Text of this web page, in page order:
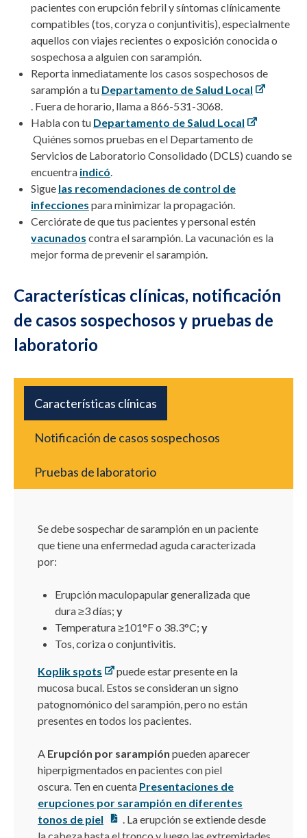
pacientes con erupción febril y síntomas clínicamente
compatibles (tos, coryza o conjuntivitis), especialmente
aquellos con viajes recientes o exposición conocida o
sospechosa a alguien con sarampión.
Reporta inmediatamente los casos sospechosos de
sarampión a tu Departamento de Salud Local
. Fuera de horario, llama a 866-531-3068.
Habla con tu Departamento de Salud Local
Quiénes somos pruebas en el Departamento de
Servicios de Laboratorio Consolidado (DCLS) cuando se
encuentra indicó.
Sigue las recomendaciones de control de
infecciones para minimizar la propagación.
Cerciórate deque tus pacientes y personalestén
vacunados contra el sarampión. La vacunación es la
mejor forma de prevenir el sarampión.
Características clínicas, notificación
de casos sospechosos y pruebas de
laboratorio
Características clínicas
Notificación de casos sospechosos
Pruebas de laboratorio
Se debe sospechar de sarampión en un paciente
que tiene una enfermedad aguda caracterizada
por:
Erupción maculopapular generalizada que
dura ≥3 días; y
Temperatura ≥101°F o 38.3°C; y
Tos, coriza o conjuntivitis.
Koplik spots
puede estar presente en la
mucosa bucal. Estos se consideran un signo
patognomónico del sarampión, pero no están
presentes en todos los pacientes.
A Erupción por sarampión pueden aparecer
hiperpigmentados en pacientes con piel
oscura. Ten en cuenta Presentaciones de
erupciones por sarampión en diferentes
tonos de piel
. La erupción se extiende desde